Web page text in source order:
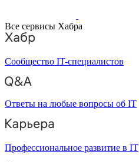
Все сервисы Хабра
Сообщество IT-специалистов
Ответы на любые вопросы об IT
Профессиональное развитие в IT